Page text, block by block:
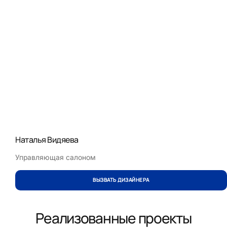
Наталья Видяева
Управляющая салоном
ВЫЗВАТЬ ДИЗАЙНЕРА
Реализованные проекты